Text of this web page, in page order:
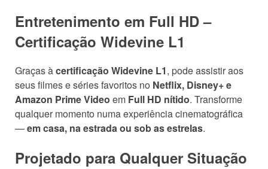
Entretenimento em Full HD –
Certificação Widevine L1
Graças àcertificação Widevine L1, pode assistir aos
seus filmes e séries favoritos no Netflix, Disney+ e
Amazon Prime Video em Full HD nítido. Transforme
qualquer momento numa experiência cinematográfica
—em casa, na estrada ou sob as estrelas.
Projetado para Qualquer Situação